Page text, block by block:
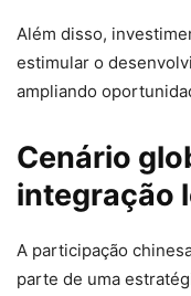
Além disso,
estimular o
ampliando
Cenário
integração
A participação
parte de uma